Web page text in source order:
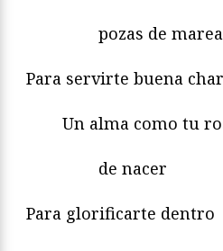
pozas de
Para servirte buena
Un alma como tu
de nacer
Para glorificarte dentro